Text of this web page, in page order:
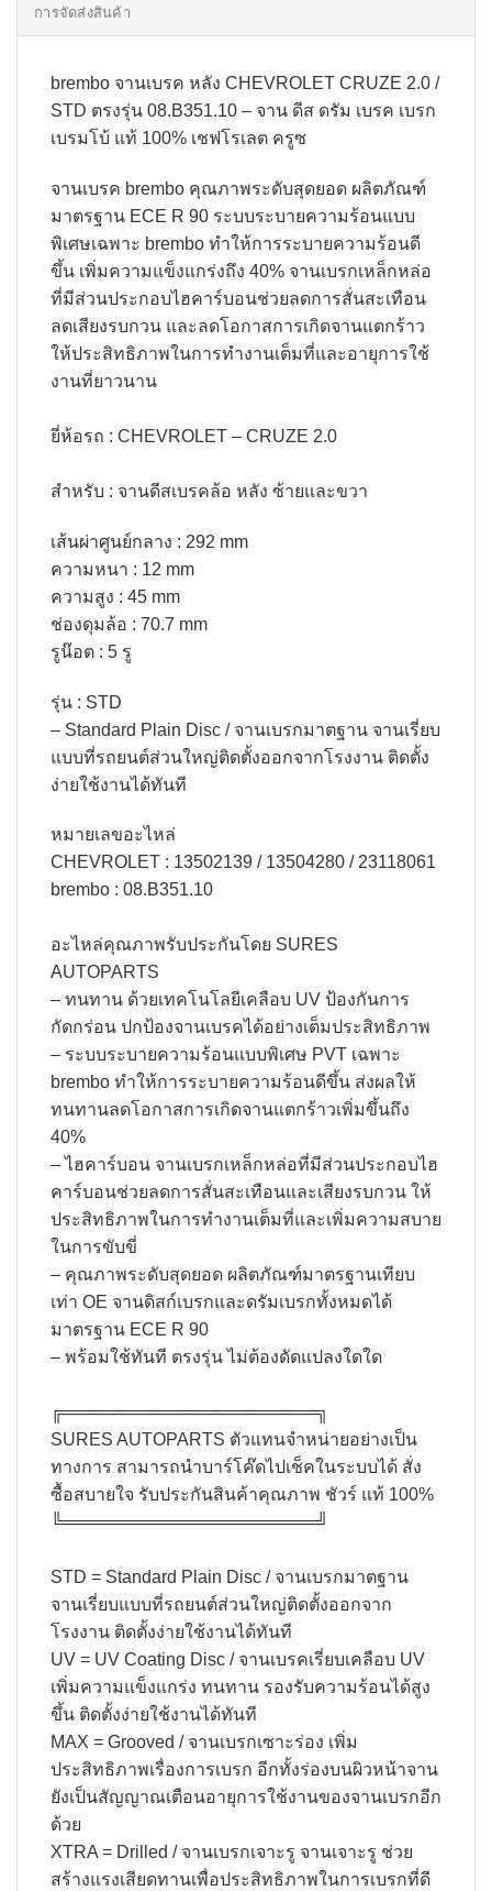
การจัดส่งสินค้า
brembo จานเบรค หลัง CHEVROLET CRUZE 2.0 /
STD ตรงรุ่น 08.B351.10 – จาน ดีส ดรัม เบรค เบรก
เบรมโบ้ แท้ 100% เชฟโรเลต ครูซ
จานเบรค brembo คุณภาพระดับสุดยอด ผลิตภัณฑ์
มาตรฐาน ECE R 90 ระบบระบายความร้อนแบบ
พิเศษเฉพาะ brembo ทำให้การระบายความร้อนดี
ขึ้น เพิ่มความแข็งแกร่งถึง 40% จานเบรกเหล็กหล่อ
ที่มีส่วนประกอบไฮคาร์บอนช่วยลดการสั่นสะเทือน
ลดเสียงรบกวน และลดโอกาสการเกิดจานแตกร้าว
ให้ประสิทธิภาพในการทำงานเต็มที่และอายุการใช้
งานที่ยาวนาน​
ยี่ห้อรถ : CHEVROLET – CRUZE 2.0
สำหรับ : จานดีสเบรคล้อ หลัง ซ้ายและขวา
เส้นผ่าศูนย์กลาง : 292 mm
ความหนา : 12 mm
ความสูง : 45 mm
ช่องดุมล้อ : 70.7 mm
รูน๊อต : 5 รู​
รุ่น : STD
– Standard Plain Disc / จานเบรกมาตฐาน จานเรี่ยบ
แบบที่รถยนต์ส่วนใหญ่ติดตั้งออกจากโรงงาน ติดตั้ง
ง่ายใช้งานได้ทันที
หมายเลขอะไหล่
CHEVROLET : 13502139 / 13504280 / 23118061
brembo : 08.B351.10
อะไหล่คุณภาพรับประกันโดย SURES
AUTOPARTS​
– ทนทาน ด้วยเทคโนโลยีเคลือบ UV ป้องกันการ
กัดกร่อน ปกป้องจานเบรคได้อย่างเต็มประสิทธิภาพ​
– ระบบระบายความร้อนแบบพิเศษ PVT เฉพาะ
brembo ทำให้การระบายความร้อนดีขึ้น ส่งผลให้
ทนทานลดโอกาสการเกิดจานแตกร้าวเพิ่มขึ้นถึง
40%​
– ไฮคาร์บอน จานเบรกเหล็กหล่อที่มีส่วนประกอบไฮ
คาร์บอนช่วยลดการสั่นสะเทือนและเสียงรบกวน ให้
ประสิทธิภาพในการทำงานเต็มที่และเพิ่มความสบาย
ในการขับขี่​
– คุณภาพระดับสุดยอด ผลิตภัณฑ์มาตรฐานเทียบ
เท่า OE จานดิสก์เบรกและดรัมเบรกทั้งหมดได้
มาตรฐาน ECE R 90​
– พร้อมใช้ทันที ตรงรุ่น ไม่ต้องดัดแปลงใดใด​
╔═════════════════════╗​
SURES AUTOPARTS ตัวแทนจำหน่ายอย่างเป็น
ทางการ สามารถนำบาร์โค๊ดไปเช็คในระบบได้ สั่ง
ซื้อสบายใจ รับประกันสินค้าคุณภาพ ชัวร์ แท้ 100%​
╚═════════════════════╝​
STD = Standard Plain Disc / จานเบรกมาตฐาน
จานเรี่ยบแบบที่รถยนต์ส่วนใหญ่ติดตั้งออกจาก
โรงงาน ติดตั้งง่ายใช้งานได้ทันที
UV = UV Coating Disc / จานเบรคเรี่ยบเคลือบ UV
เพิ่มความแข็งแกร่ง ทนทาน รองรับความร้อนได้สูง
ขึ้น ติดตั้งง่ายใช้งานได้ทันที
MAX = Grooved / จานเบรกเซาะร่อง เพิ่ม
ประสิทธิภาพเรื่องการเบรก อีกทั้งร่องบนผิวหน้าจาน
ยังเป็นสัญญาณเตือนอายุการใช้งานของจานเบรกอีก
ด้วย
XTRA = Drilled / จานเบรกเจาะรู จานเจาะรู ช่วย
สร้างแรงเสียดทานเพื่อประสิทธิภาพในการเบรกที่ดี